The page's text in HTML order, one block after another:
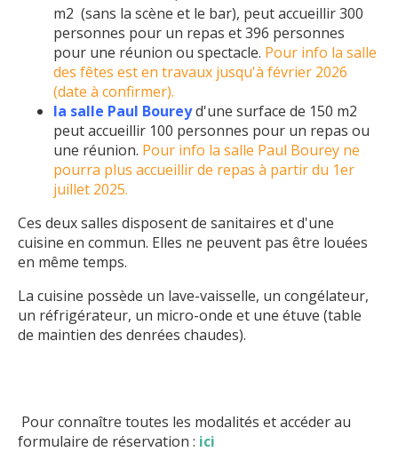
m2 (sans la scène et le bar), peut accueillir 300
personnes pour un repas et 396 personnes
pour une réunion ou spectacle. Pour info la salle
des fêtes est en travaux jusqu'à février 2026
(date à confirmer).
la salle Paul Boureyd'une surface de 150 m2
peut accueillir 100 personnes pour un repas ou
une réunion. Pour info la salle Paul Bourey ne
pourra plus accueillir de repas à partir du 1er
juillet 2025.
Ces deux salles disposent de sanitaires et d'une
cuisine en commun. Elles ne peuvent pas être louées
en même temps.
La cuisine possède un lave-vaisselle, un congélateur,
un réfrigérateur, un micro-onde et une étuve (table
de maintien des denrées chaudes).
Pour connaître toutes les modalités et accéder au
formulaire de réservation : ici